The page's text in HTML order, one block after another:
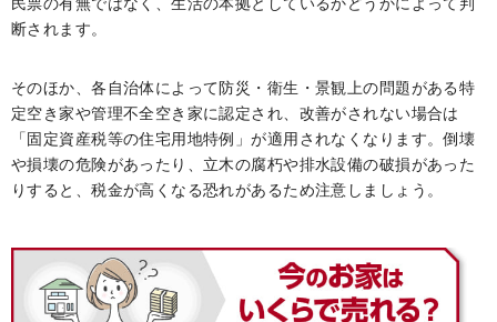
断されます。
そのほか、各自治体によって防災・衛生・景観上の問題がある特
定空き家や管理不全空き家に認定され、改善がされない場合は
「固定資産税等の住宅用地特例」が適用されなくなります。倒壊
や損壊の危険があったり、立木の腐朽や排水設備の破損があった
りすると、税金が高くなる恐れがあるため注意しましょう。